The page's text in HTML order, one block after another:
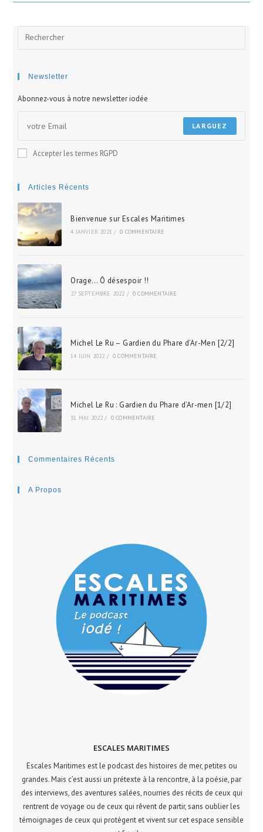
Rechercher
sur
siteNewsletter
Abonnez-vous à notre newsletter iodée
LARGUEZ
Accepter les termes RGPD
Articles Récents
Bienvenue sur Escales Maritimes
4 JANVIER 2021 / 0 COMMENTAIRE
Orage… Ô désespoir !!
27 SEPTEMBRE 2022 / 0 COMMENTAIRE
Michel Le Ru – Gardien du Phare d’Ar-Men [2/2]
14 JUIN 2022 / 0 COMMENTAIRE
Michel Le Ru : Gardien du Phare d’Ar-men [1/2]
31 MAI 2022 / 0 COMMENTAIRE
Commentaires Récents
A Propos
ESCALES MARITIMES
Escales Maritimes est le podcast des histoires de mer, petites ou
grandes. Mais c’est aussi un prétexte à la rencontre, à la poésie, par
des interviews, des aventures salées, nourries des récits de ceux qui
rentrent de voyage ou de ceux qui rêvent de partir, sans oublier les
témoignages de ceux qui protègent et vivent sur cet espace sensible